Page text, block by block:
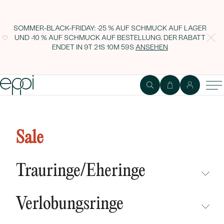
SOMMER-BLACK-FRIDAY: -25 % AUF SCHMUCK AUF LAGER
UND -10 % AUF SCHMUCK AUF BESTELLUNG. DER RABATT
ENDET IN9T 21S 10M 58S ANSEHEN
Sale
Trauringe/Eheringe
NEUHEITEN
Verlobungsringe
Turmalin und Diamanten Marin